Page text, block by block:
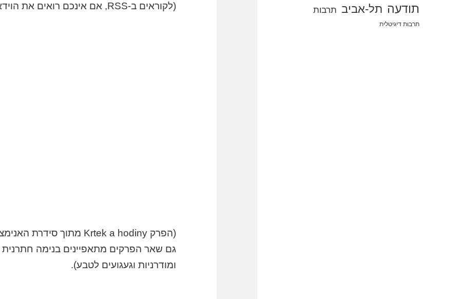
תודעה תל-אביב תרבות
תרבות דיגיטלית
(לקוראים ב-RSS, אם אינכם רואים את הוידאו אנא הכנסו
(הפרק Krtek a hodiny מתוך סידרת האנימציה הצ’כית הנהדרת לילדים –
גם שאר הפרקים מתאפיינים בנימה חתרנית
ומודרניות וגעגועים לטבע).